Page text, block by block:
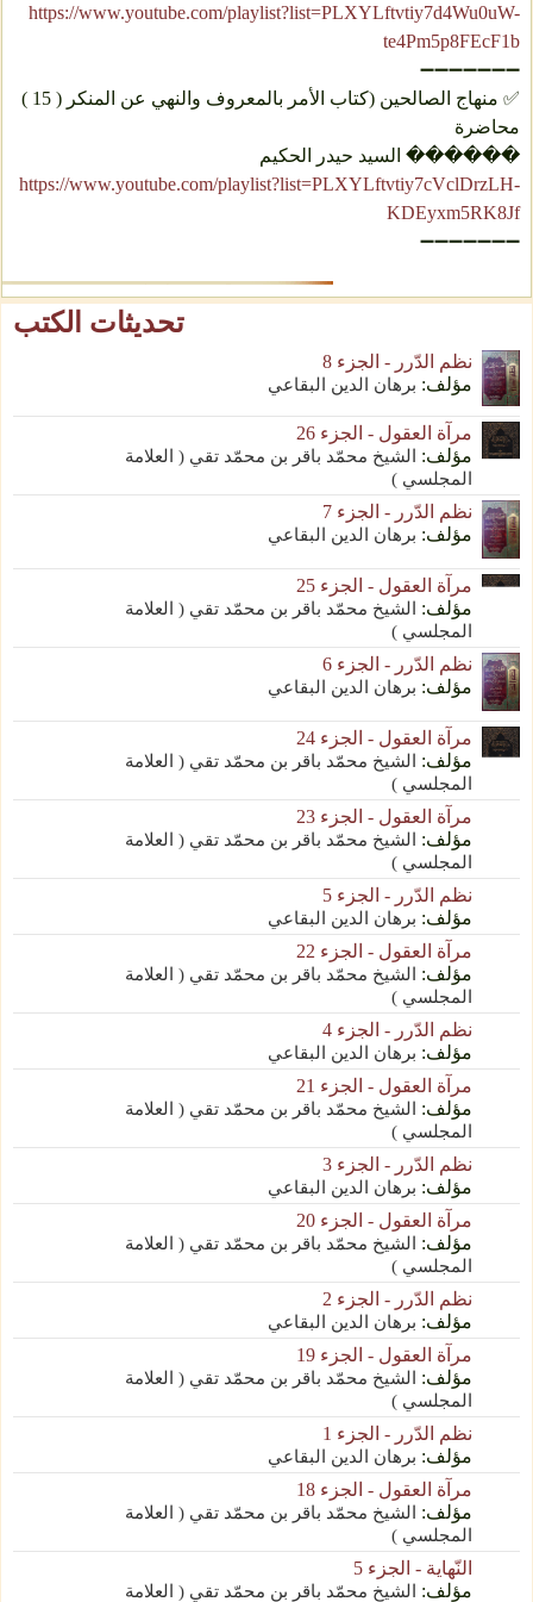
https://www.youtube.com/playlist?list=PLXYLftvtiy7d4Wu0uW-
te4Pm5p8FEcF1b
➖➖➖➖➖➖➖
✅ منهاج الصالحين (كتاب الأمر بالمعروف والنهي عن المنكر ( 15 )
محاضرة
������ السيد حيدر الحكيم
https://www.youtube.com/playlist?list=PLXYLftvtiy7cVclDrzLH-
KDEyxm5RK8Jf
➖➖➖➖➖➖➖
تحديثات الكتب
نظم الدّرر - الجزء 8
مؤلف: برهان الدين البقاعي
مرآة العقول - الجزء 26
مؤلف:
الشيخ محمّد باقر بن محمّد تقي ( العلامة
المجلسي )
نظم الدّرر - الجزء 7
مؤلف: برهان الدين البقاعي
مرآة العقول - الجزء 25
مؤلف:
الشيخ محمّد باقر بن محمّد تقي ( العلامة
المجلسي )
نظم الدّرر - الجزء 6
مؤلف: برهان الدين البقاعي
مرآة العقول - الجزء 24
مؤلف: الشيخ محمّد باقر بن محمّد تقي ( العلامة
المجلسي )
مرآة العقول - الجزء 23
مؤلف: الشيخ محمّد باقر بن محمّد تقي ( العلامة
المجلسي )
نظم الدّرر - الجزء 5
مؤلف: برهان الدين البقاعي
مرآة العقول - الجزء 22
مؤلف: الشيخ محمّد باقر بن محمّد تقي ( العلامة
المجلسي )
نظم الدّرر - الجزء 4
مؤلف: برهان الدين البقاعي
مرآة العقول - الجزء 21
مؤلف: الشيخ محمّد باقر بن محمّد تقي ( العلامة
المجلسي )
نظم الدّرر - الجزء 3
مؤلف: برهان الدين البقاعي
مرآة العقول - الجزء 20
مؤلف: الشيخ محمّد باقر بن محمّد تقي ( العلامة
المجلسي )
نظم الدّرر - الجزء 2
مؤلف: برهان الدين البقاعي
مرآة العقول - الجزء 19
مؤلف: الشيخ محمّد باقر بن محمّد تقي ( العلامة
المجلسي )
نظم الدّرر - الجزء 1
مؤلف: برهان الدين البقاعي
مرآة العقول - الجزء 18
مؤلف: الشيخ محمّد باقر بن محمّد تقي ( العلامة
المجلسي )
النّهاية - الجزء 5
مؤلف: الشيخ محمّد باقر بن محمّد تقي ( العلامة